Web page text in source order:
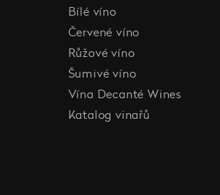
Bílé víno
Červené víno
Růžové víno
Šumivé víno
Vína Decanté Wines
Katalog vinařů